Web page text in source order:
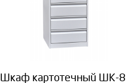
Шкаф картотечный ШК-8